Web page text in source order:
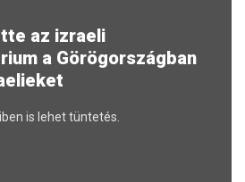
az izraeli
a Görögországban
is lehet tüntetés.